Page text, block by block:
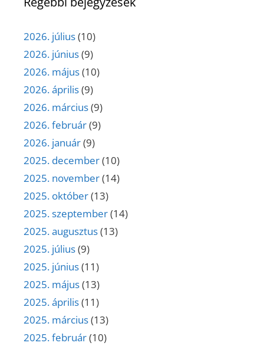
2026. július(10)
2026. június(9)
2026. május(10)
2026. április(9)
2026. március(9)
2026. február(9)
2026. január(9)
2025. december(10)
2025. november(14)
2025. október(13)
2025. szeptember(14)
2025. augusztus(13)
2025. július(9)
2025. június(11)
2025. május(13)
2025. április(11)
2025. március(13)
2025. február(10)